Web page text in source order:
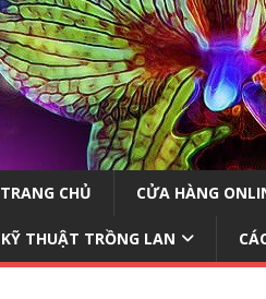
TRANG CHỦ CỬA HÀNG
KỸ THUẬT TRỒNG LAN